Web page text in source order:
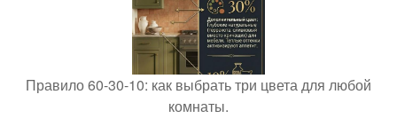
Правило 60-30-10: как выбрать три цвета для любой
комнаты.